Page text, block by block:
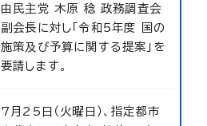
由民主党 木原 稔 政務調査会
副会長に対し「令和5年度 国の
施策及び予算に関する提案」を
要請します。
7月25日（火曜日）、指定都市